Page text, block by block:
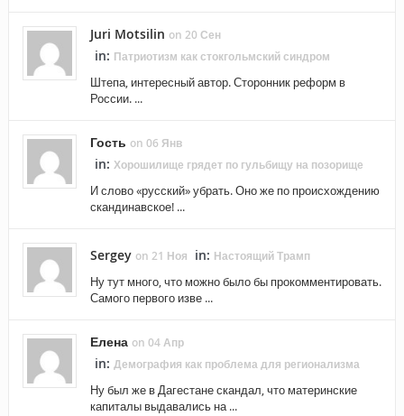
Juri Motsilin on 20 Сен
in: Патриотизм как стокгольмский синдром
Штепа, интересный автор. Сторонник реформ в
России. ...
Гость on 06 Янв
in: Хорошилище грядет по гульбищу на позорище
И слово «русский» убрать. Оно же по происхождению
скандинавское! ...
Sergey on 21 Ноя in: Настоящий Трамп
Ну тут много, что можно было бы прокомментировать.
Самого первого изве ...
Елена on 04 Апр
in: Демография как проблема для регионализма
Ну был же в Дагестане скандал, что материнские
капиталы выдавались на ...